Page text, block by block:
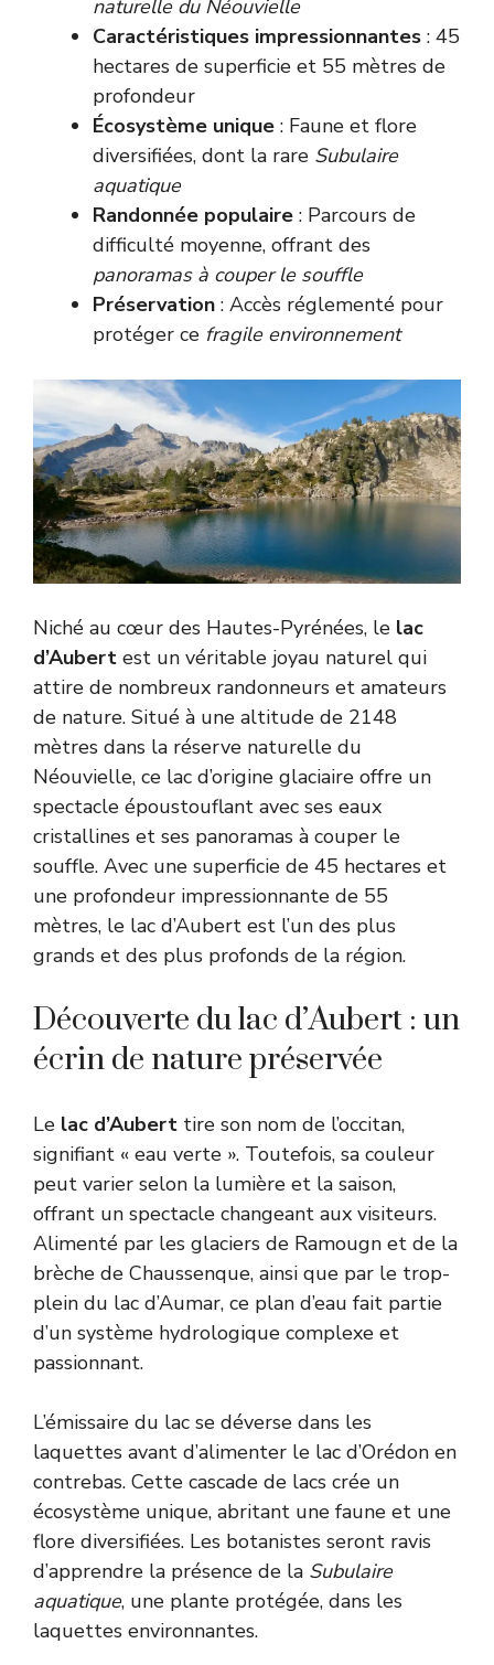
naturelle du Néouvielle
Caractéristiques impressionnantes : 45
hectares de superficie et 55 mètres de
profondeur
Écosystème unique : Faune et flore
diversifiées, dont la rare Subulaire
aquatique
Randonnée populaire : Parcours de
difficulté moyenne, offrant des
panoramas à couper le souffle
Préservation : Accès réglementé pour
protéger ce fragile environnement
Niché au cœur des Hautes-Pyrénées, le lac
d’Aubert est un véritable joyau naturel qui
attire de nombreux randonneurs et amateurs
de nature. Situé à une altitude de 2148
mètres dans la réserve naturelle du
Néouvielle, ce lac d’origine glaciaire offre un
spectacle époustouflant avec ses eaux
cristallines et ses panoramas à couper le
souffle. Avec une superficie de 45 hectares et
une profondeur impressionnante de 55
mètres, le lac d’Aubert est l’un des plus
grands et des plus profonds de la région.
Découverte du lac d’Aubert : un
écrin de nature préservée
Le lac d’Aubert tire son nom de l’occitan,
signifiant « eau verte ». Toutefois, sa couleur
peut varier selon la lumière et la saison,
offrant un spectacle changeant aux visiteurs.
Alimenté par les glaciers de Ramougn et de la
brèche de Chaussenque, ainsi que par le trop-
plein du lac d’Aumar, ce plan d’eau fait partie
d’un système hydrologique complexe et
passionnant.
L’émissaire du lac se déverse dans les
laquettes avant d’alimenter le lac d’Orédon en
contrebas. Cette cascade de lacs crée un
écosystème unique, abritant une faune et une
flore diversifiées. Les botanistes seront ravis
d’apprendre la présence de la Subulaire
aquatique, une plante protégée, dans les
laquettes environnantes.